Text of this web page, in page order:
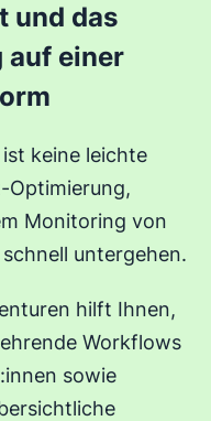
und das
auf einer
keine leichte
Optimierung,
Monitoring von
untergehen.
hilft Ihnen,
Workflows
sowie